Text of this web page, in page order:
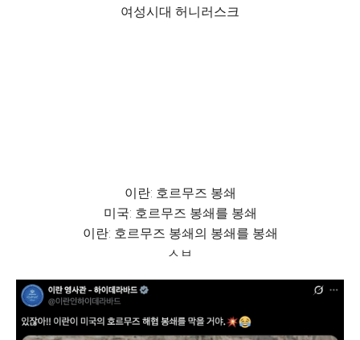
여성시대 허니러스크
이란: 호르무즈 봉쇄
미국: 호르무즈 봉쇄를 봉쇄
이란: 호르무즈 봉쇄의 봉쇄를 봉쇄
ㅅㅂ